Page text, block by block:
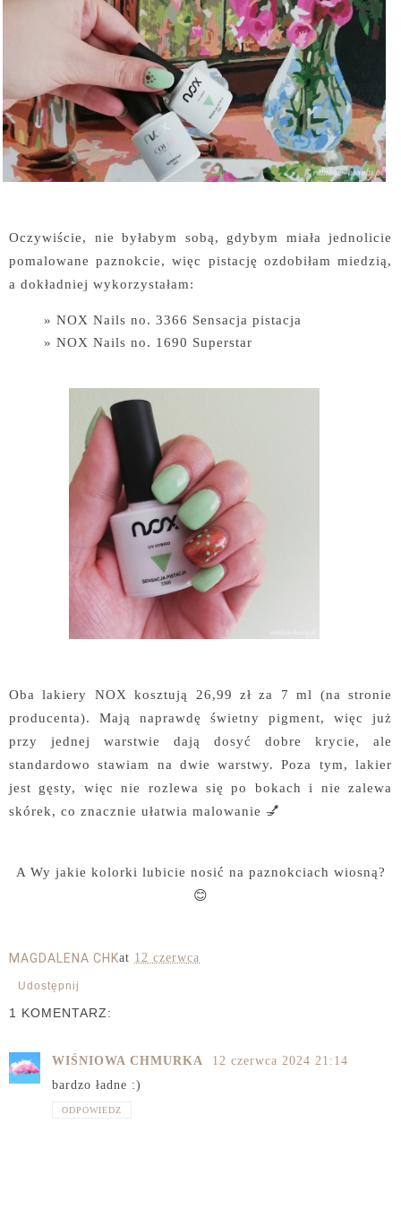
Oczywiście, nie byłabym sobą, gdybym miała jednolicie
pomalowane paznokcie, więc pistację ozdobiłam miedzią,
a dokładniej wykorzystałam:
NOX Nails no. 3366 Sensacja pistacja
NOX Nails no. 1690 Superstar
Oba lakiery NOX kosztują 26,99 zł za 7 ml (na stronie
producenta). Mają naprawdę świetny pigment, więc już
przy jednej warstwie dają dosyć dobre krycie, ale
standardowo stawiam na dwie warstwy. Poza tym, lakier
jest gęsty, więc nie rozlewa się po bokach i nie zalewa
skórek, co znacznie ułatwia malowanie 💅
A Wy jakie kolorki lubicie nosić na paznokciach wiosną?
😊
MAGDALENA CHKat 12 czerwca
Udostępnij
1 KOMENTARZ:
WIŚNIOWA CHMURKA
12 czerwca 2024 21:14
bardzo ładne :)
ODPOWIEDZ